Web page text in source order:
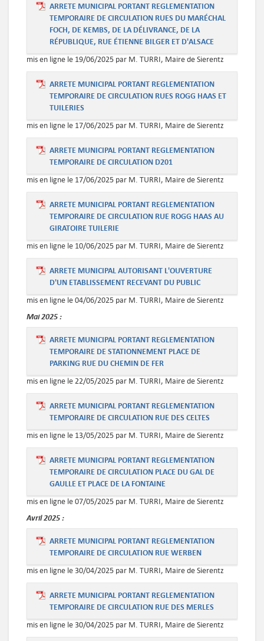
ARRETE MUNICIPAL PORTANT REGLEMENTATION
TEMPORAIRE DE CIRCULATION RUES DU MARÉCHAL
FOCH, DE KEMBS, DE LA DÉLIVRANCE, DE LA
RÉPUBLIQUE, RUE ÉTIENNE BILGER ET D'ALSACE
mis en ligne le 19/06/2025 par M. TURRI, Maire de Sierentz
ARRETE MUNICIPAL PORTANT REGLEMENTATION
TEMPORAIRE DE CIRCULATION RUES ROGG HAAS ET
TUILERIES
mis en ligne le 17/06/2025 par M. TURRI, Maire de Sierentz
ARRETE MUNICIPAL PORTANT REGLEMENTATION
TEMPORAIRE DE CIRCULATION D201
mis en ligne le 17/06/2025 par M. TURRI, Maire de Sierentz
ARRETE MUNICIPAL PORTANT REGLEMENTATION
TEMPORAIRE DE CIRCULATION RUE ROGG HAAS AU
GIRATOIRE TUILERIE
mis en ligne le 10/06/2025 par M. TURRI, Maire de Sierentz
ARRETE MUNICIPAL AUTORISANT L'OUVERTURE
D'UN ETABLISSEMENT RECEVANT DU PUBLIC
mis en ligne le 04/06/2025 par M. TURRI, Maire de Sierentz
Mai2025 :
ARRETE MUNICIPAL PORTANT REGLEMENTATION
TEMPORAIRE DE STATIONNEMENT PLACE DE
PARKING RUE DU CHEMIN DE FER
mis en ligne le 22/05/2025 par M. TURRI, Maire de Sierentz
ARRETE MUNICIPAL PORTANT REGLEMENTATION
TEMPORAIRE DE CIRCULATION RUE DES CELTES
mis en ligne le 13/05/2025 par M. TURRI, Maire de Sierentz
ARRETE MUNICIPAL PORTANT REGLEMENTATION
TEMPORAIRE DE CIRCULATION PLACE DU GAL DE
GAULLE ET PLACE DE LA FONTAINE
mis en ligne le 07/05/2025 par M. TURRI, Maire de Sierentz
Avril2025 :
ARRETE MUNICIPAL PORTANT REGLEMENTATION
TEMPORAIRE DE CIRCULATION RUE WERBEN
mis en ligne le 30/04/2025 par M. TURRI, Maire de Sierentz
ARRETE MUNICIPAL PORTANT REGLEMENTATION
TEMPORAIRE DE CIRCULATION RUE DES MERLES
mis en ligne le 30/04/2025 par M. TURRI, Maire de Sierentz